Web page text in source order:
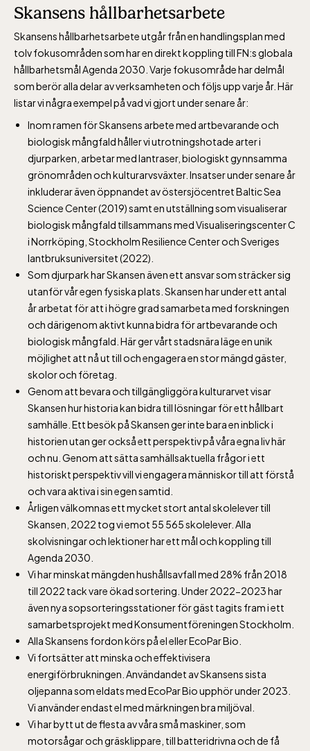
Skansens hållbarhetsarbete
Skansens hållbarhetsarbete utgår från en handlingsplan med
tolv fokusområden som har en direkt koppling till FN:s globala
hållbarhetsmål Agenda 2030. Varje fokusområde har delmål
som berör alla delar av verksamheten och följs upp varje år. Här
listar vi några exempel på vad vi gjort under senare år:
Inom ramen för Skansens arbete med artbevarande och
biologisk mångfald håller vi utrotningshotade arter i
djurparken, arbetar med lantraser, biologiskt gynnsamma
grönområden och kulturarvsväxter. Insatser under senare år
inkluderar även öppnandet av östersjöcentret Baltic Sea
Science Center (2019) samt en utställning som visualiserar
biologisk mångfald tillsammans med Visualiseringscenter C
i Norrköping, Stockholm Resilience Center och Sveriges
lantbruksuniversitet (2022).
Som djurpark har Skansen även ett ansvar som sträcker sig
utanför vår egen fysiska plats. Skansen har under ett antal
år arbetat för att i högre grad samarbeta med forskningen
och därigenom aktivt kunna bidra för artbevarande och
biologisk mångfald. Här ger vårt stadsnära läge en unik
möjlighet att nå ut till och engagera en stor mängd gäster,
skolor och företag.
Genom att bevara och tillgängliggöra kulturarvet visar
Skansen hur historia kan bidra till lösningar för ett hållbart
samhälle. Ett besök på Skansen ger inte bara en inblick i
historien utan ger också ett perspektiv på våra egna liv här
och nu. Genom att sätta samhällsaktuella frågor i ett
historiskt perspektiv vill vi engagera människor till att förstå
och vara aktiva i sin egen samtid.
Årligen välkomnas ett mycket stort antal skolelever till
Skansen, 2022 tog vi emot 55 565 skolelever. Alla
skolvisningar och lektioner har ett mål och koppling till
Agenda 2030.
Vi har minskat mängden hushållsavfall med 28% från 2018
till 2022 tack vare ökad sortering. Under 2022-2023 har
även nya sopsorteringsstationer för gäst tagits fram i ett
samarbetsprojekt med Konsumentföreningen Stockholm.
Alla Skansens fordon körs på el eller EcoPar Bio.
Vi fortsätter att minska och effektivisera
energiförbrukningen. Användandet av Skansens sista
oljepanna som eldats med EcoPar Bio upphör under 2023.
Vi använder endast el med märkningen bra miljöval.
Vi har bytt ut de flesta av våra små maskiner, som
motorsågar och gräsklippare, till batteridrivna och de få
Lill-Skansen, inkluderad i entrén
jan-mars vardagar 10-15, helger 10-16, april
alla dagar 10-16, maj-september 10-18,
oktober-december vardagar 10-15 helger
10-16
Baltic Sea Science Center inkluderad i
entrén
jan-mars vardagar 10-15, helger 10-16, april
alla dagar 10-16, maj-september 10-18,
oktober-december vardagar 10-15 helger
10-16
Bergbanan
Bergbanan har
öppet under
påsken, helger i
april och därefter
dagligen.
Bergbanan kostar
35:- för uppfärd